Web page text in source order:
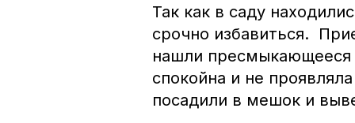
Так как в саду
срочно избавиться.
нашли пресмыкающееся
спокойна и не
посадили в мешок и